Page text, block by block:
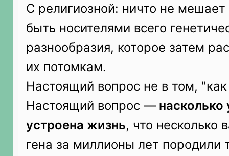
С религиозной: ничто не
быть носителями всего
разнообразия, которое затем
их потомкам.
Настоящий вопрос не в том,
Настоящий вопрос — насколько
устроена жизнь, что несколько
гена за миллионы лет породили